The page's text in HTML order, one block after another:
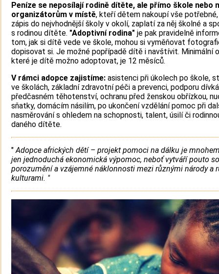
Peníze se neposílají rodině dítěte, ale přímo škole nebo
organizátorům v místě, kteří dětem nakoupí vše
zápis do nejvhodnější školy v okolí, zaplatí za něj školné a
s rodinou dítěte. "Adoptivní rodina" je pak pravidelně
tom, jak si dítě vede ve škole, mohou si vyměňovat
dopisovat si. Je možné popřípadě dítě i navštívit. Minimální
které je dítě možno adoptovat, je 12 měsíců.
V rámci adopce zajistíme: asistenci při úkolech po škole,
ve školách, základní zdravotní péči a prevenci, podporu
předčasném těhotenství, ochranu před ženskou obřízkou,
sňatky, domácím násilím, po ukončení vzdělání pomoc při
nasměrování s ohledem na schopnosti, talent, úsilí či
daného dítěte.
"Adopce afrických dětí – projekt pomoci na dálku je
jen jednoduchá ekonomická výpomoc, neboť vytváří pouto
porozumění a vzájemné náklonnosti mezi různými národy a
kulturami. "